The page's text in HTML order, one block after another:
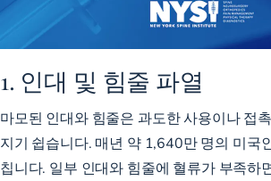
1. 인대 및 힘줄 파열
마모된 인대와 힘줄은 과도한 사용이나 접
지기 쉽습니다. 매년 약 1,640만 명의 미국
칩니다. 일부 인대와 힘줄에 혈류가 부족하